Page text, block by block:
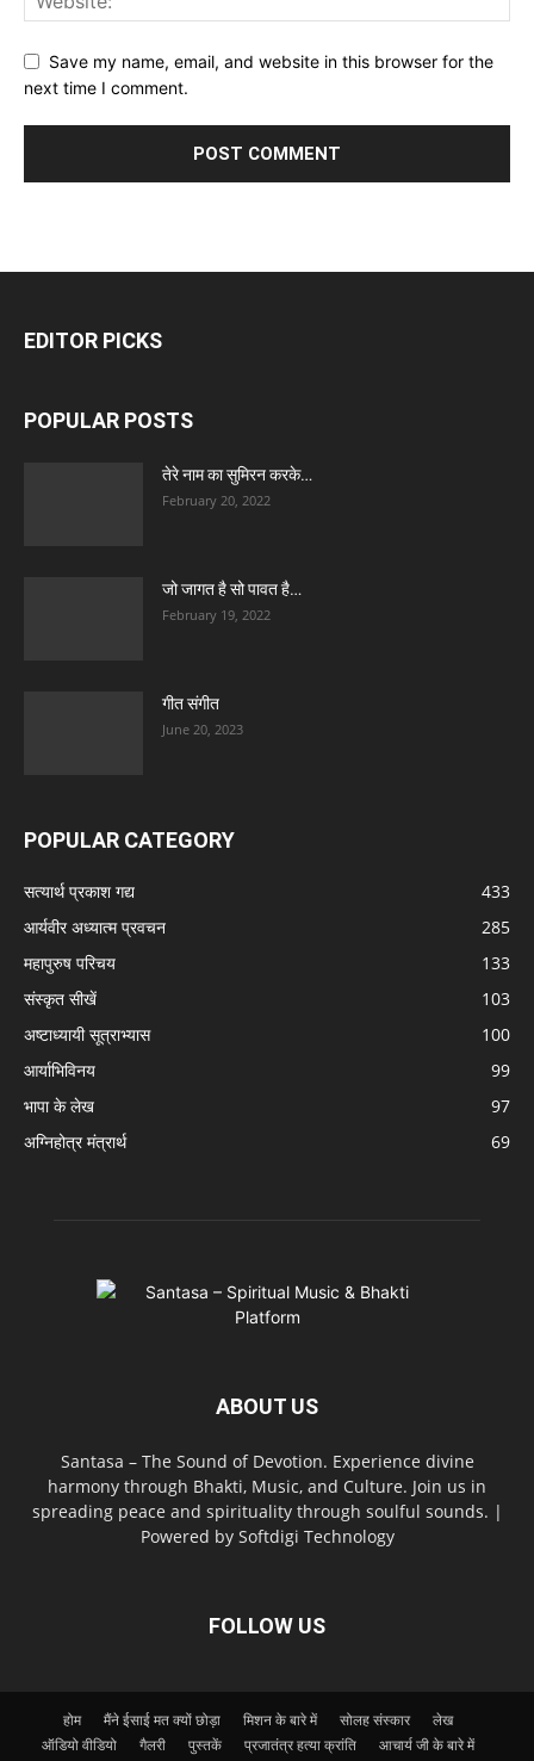
Save my name, email, and website in this browser for the
next time I comment.
EDITOR PICKS
POPULAR POSTS
तेरे नाम का सुमिरन करके…
February 20, 2022
जो जागत है सो पावत है…
February 19, 2022
गीत संगीत
June 20, 2023
POPULAR CATEGORY
सत्यार्थ प्रकाश गद्य
433
आर्यवीर अध्यात्म प्रवचन
285
महापुरुष परिचय
133
संस्कृत सीखें
103
अष्टाध्यायी सूत्राभ्यास
100
आर्याभिविनय
99
भापा के लेख
97
अग्निहोत्र मंत्रार्थ
69
ABOUT US
Santasa – The Sound of Devotion. Experience divine
harmony through Bhakti, Music, and Culture. Join us in
spreading peace and spirituality through soulful sounds. |
Powered by Softdigi Technology
FOLLOW US
होम मैंने ईसाई मत क्यों छोड़ा मिशन के बारे में सोलह संस्कार
लेख
ऑडियो वीडियो
गैलरी पुस्तकें प्रजातंत्र हत्या क्रांति
आचार्य जी के बारे में